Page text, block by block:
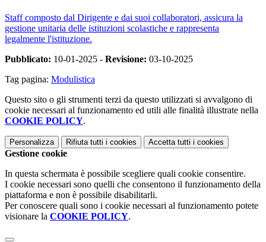
Staff composto dal Dirigente e dai suoi collaboratori, assicura la
gestione unitaria delle istituzioni scolastiche e rappresenta
legalmente l'istituzione.
Pubblicato: 10-01-2025 - Revisione: 03-10-2025
Tag pagina: Modulistica
Questo sito o gli strumenti terzi da questo utilizzati si avvalgono di
cookie necessari al funzionamento ed utili alle finalità illustrate nella
COOKIE POLICY.
Personalizza Rifiuta tutti i cookies Accetta tutti i cookies
Gestione cookie
In questa schermata è possibile scegliere quali cookie consentire.
I cookie necessari sono quelli che consentono il funzionamento della
piattaforma e non è possibile disabilitarli.
Per conoscere quali sono i cookie necessari al funzionamento potete
visionare la COOKIE POLICY.